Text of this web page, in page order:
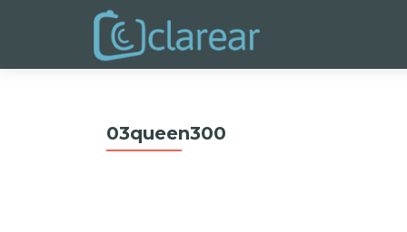
03queen300